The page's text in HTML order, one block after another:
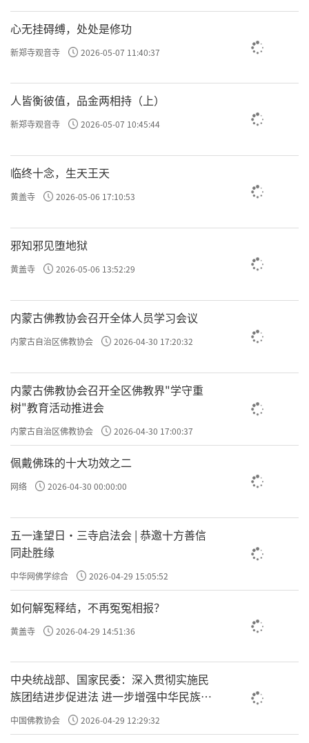
许方勇解读《了凡四训》（十一）
许方勇解读《了凡四训》（十二）
许方勇解读《了凡四训》（十五）
许方勇解读《了凡四训》（十六）
许方勇解读《了凡四训》（十八）
许方勇解读《了凡四训》（十九）
许方勇解读《了凡四训》（二十）
许方勇解读《了凡四训》（二二）
许方勇解读《了凡四训》（二五）
许方勇解读《了凡四训》（二七）
许方勇解读《了凡四训》（二八）
许方勇解读《了凡四训》（二九）
许方勇解读《了凡四训》（三零）
许方勇解读《了凡四训》（三二）
许方勇解读《了凡四训》（三三）
心无挂碍缚，处处是修功
新郑寺观音寺 2026-05-07 11:40:37
人皆衡彼值，品金两相持（上）
新郑寺观音寺 2026-05-07 10:45:44
临终十念，生天王天
黄盖寺 2026-05-06 17:10:53
邪知邪见堕地狱
黄盖寺 2026-05-06 13:52:29
内蒙古佛教协会召开全体人员学习会议
内蒙古自治区佛教协会 2026-04-30 17:20:32
内蒙古佛教协会召开全区佛教界"学守重
树"教育活动推进会
内蒙古自治区佛教协会 2026-04-30 17:00:37
佩戴佛珠的十大功效之二
网络 2026-04-30 00:00:00
五一逢望日・三寺启法会 | 恭邀十方善信
同赴胜缘
中华网佛学综合 2026-04-29 15:05:52
如何解冤释结，不再冤冤相报？
黄盖寺 2026-04-29 14:51:36
中央统战部、国家民委：深入贯彻实施民
族团结进步促进法 进一步增强中华民族凝
聚力向心力
中国佛教协会 2026-04-29 12:29:32